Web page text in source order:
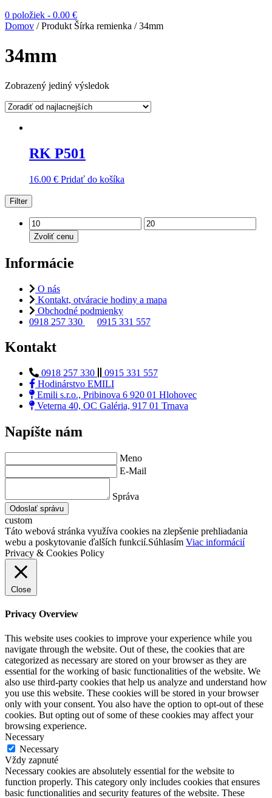
0 položiek - 0.00 €
Domov / Produkt Šírka remienka / 34mm
34mm
Zobrazený jediný výsledok
RK P501
16.00 € Pridať do košíka
Filter
Zvoliť cenu
Informácie
O nás
Kontakt, otváracie hodiny a mapa
Obchodné podmienky
0918 257 330
0915 331 557
Kontakt
0918 257 330
0915 331 557
Hodinárstvo EMILI
Emili s.r.o., Pribinova 6 920 01 Hlohovec
Veterna 40, OC Galéria, 917 01 Trnava
Napíšte nám
Meno
E-Mail
Správa
Odoslať správu
custom
Táto webová stránka využíva cookies na zlepšenie prehliadania
webu a poskytovanie ďalších funkcií.Súhlasím Viac informácií
Privacy & Cookies Policy
Close
Privacy Overview
This website uses cookies to improve your experience while you
navigate through the website. Out of these, the cookies that are
categorized as necessary are stored on your browser as they are
essential for the working of basic functionalities of the website. We
also use third-party cookies that help us analyze and understand how
you use this website. These cookies will be stored in your browser
only with your consent. You also have the option to opt-out of these
cookies. But opting out of some of these cookies may affect your
browsing experience.
Necessary
Necessary
Vždy zapnuté
Necessary cookies are absolutely essential for the website to
function properly. This category only includes cookies that ensures
basic functionalities and security features of the website. These